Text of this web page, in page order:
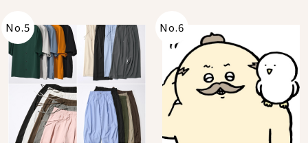
No.5 No.6